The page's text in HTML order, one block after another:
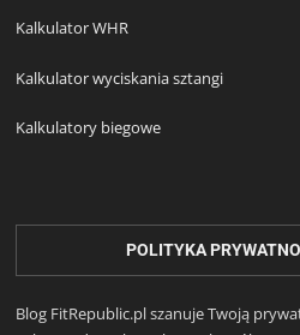
Kalkulator WHR
Kalkulator wyciskania sztangi
Kalkulatory biegowe
POLITYKA
Blog FitRepublic.pl szanuje Twoją